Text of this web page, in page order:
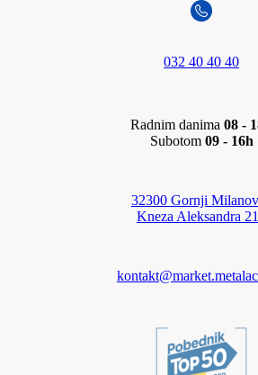
032 40 40 40
Radnim danima 08 -
Subotom 09 - 16h
32300 Gornji
Kneza Aleksandra